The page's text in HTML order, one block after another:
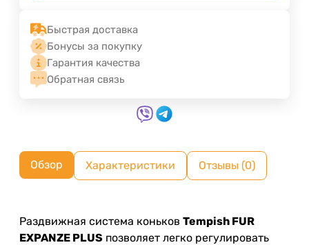
Быстрая доставка
Бонусы за покупку
Гарантия качества
Обратная связь
Обзор Характеристики Отзывы (0)
Раздвижная система коньков Tempish FUR
EXPANZE PLUS позволяет легко регулировать